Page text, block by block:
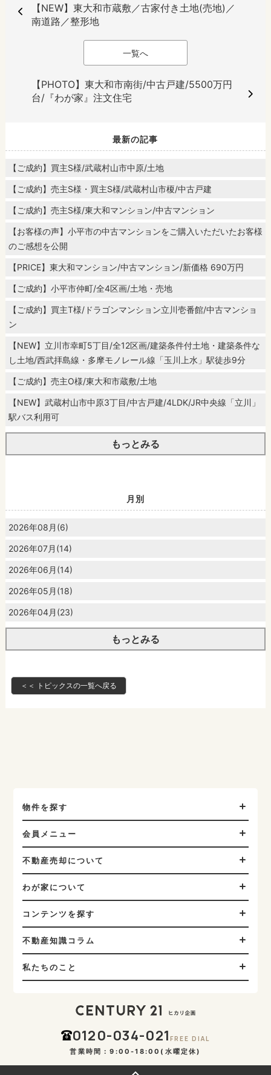
【NEW】東大和市蔵敷／古家付き土地(売地)／
南道路／整形地
一覧へ
【PHOTO】東大和市南街/中古戸建/5500万円
台/『わが家』注文住宅
最新の記事
【ご成約】買主S様/武蔵村山市中原/土地
【ご成約】売主S様・買主S様/武蔵村山市榎/中古戸建
【ご成約】売主S様/東大和マンション/中古マンション
【お客様の声】小平市の中古マンションをご購入いただいたお客様
のご感想を公開
【PRICE】東大和マンション/中古マンション/新価格 690万円
【ご成約】小平市仲町/全4区画/土地・売地
【ご成約】買主T様/ドラゴンマンション立川壱番館/中古マンショ
ン
【NEW】立川市幸町5丁目/全12区画/建築条件付土地・建築条件な
し土地/西武拝島線・多摩モノレール線「玉川上水」駅徒歩9分
【ご成約】売主O様/東大和市蔵敷/土地
【NEW】武蔵村山市中原3丁目/中古戸建/4LDK/JR中央線「立川」
駅バス利用可
もっとみる
月別
2026年08月(6)
2026年07月(14)
2026年06月(14)
2026年05月(18)
2026年04月(23)
もっとみる
＜＜ トピックスの一覧へ戻る
物件を探す
会員メニュー
不動産売却について
わが家について
コンテンツを探す
不動産知識コラム
私たちのこと
0120-034-021FREE DIAL
営業時間：9:00-18:00(水曜定休)